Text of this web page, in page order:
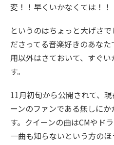
変！！早くいかなくては！！
というのはちょっと大げさ
ださってる音楽好きのあな
用以外はさておいて、すぐ
す。
11月初旬から公開されて、
ーンのファンである無しに
す。クイーンの曲はCMやド
一曲も知らないという方のほ